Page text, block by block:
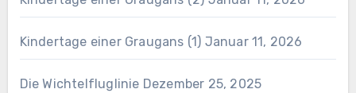
Kindertage einer Graugans (1) Januar 11, 2026
Die Wichtelfluglinie Dezember 25, 2025